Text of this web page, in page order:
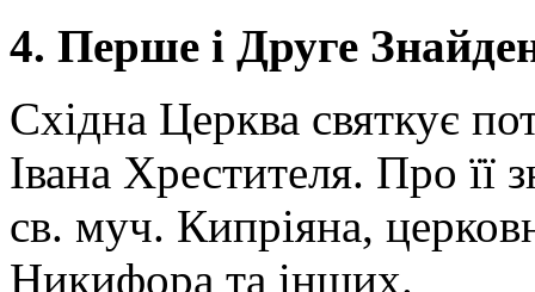
4. Перше і Друге
Східна Церква святкує
Івана Хрестителя. Про її
св. муч. Кипріяна,
Никифора та інших.